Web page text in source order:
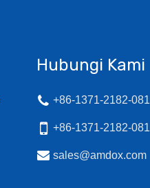
Hubungi Kami
+86-1371-2182-081
+86-1371-2182-081
sales@amdox.com